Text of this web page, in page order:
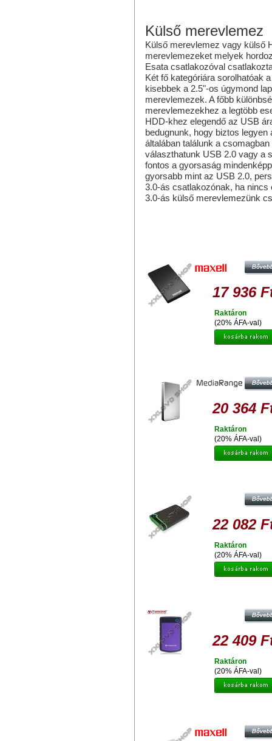
Külső merevlemez
Külső merevlemez vagy külső
merevlemezeket melyek
Esata csatlakozóval
Két fő kategóriára sorolhatóak
kisebbek a 2.5"-os úgymond
merevlemezek. A főbb
merevlemezekhez a legtöbb
HDD-khez elegendő az USB
bedugnunk, hogy biztos
általában találunk a
választhatunk USB 2.0 vagy a
fontos a gyorsaság
gyorsabb mint az USB 2.0,
3.0-ás csatlakozónak, ha
3.0-ás külső merevlemezünk
17 936
(20% ÁFA-val)
Raktáron
20 364
(20% ÁFA-val)
Raktáron
USB 3.0, SW ELITE, SZÜRKE /
22 082
(20% ÁFA-val)
Raktáron
USB 3.0, SW ELITE, OTB, LILA
22 409
(20% ÁFA-val)
Raktáron
MEREVLEMEZ, 2,5" USB 2.0,